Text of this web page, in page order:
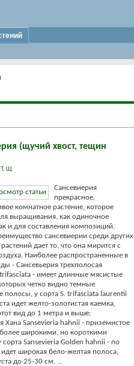
(щучий хвост, тещин
Т, Щ
Сансевиерия
прекрасное,
комнатное растение, которое
выращивания, как одиночное
и для составления композиций.
сансевиерии среди других
дает то, что она мирится с
Наиболее распространенные в
- Cансевьерия трехполосая
- имеет длинные мясистые
четко видно темные
полосы, у сорта S. trifasciata laurentii
идет желто-золотистая каемка,
вид до 1 метра и выше;
Хана Sansevieria hahnii - приземистое
более широкими, но короткими
сорта Sansevieria Golden hahnii - по
широкая бело-желтая полоса,
до 25-30 см. ...